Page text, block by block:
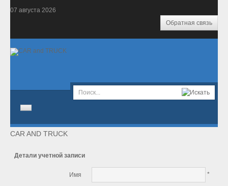
07 августа 2026
Обратная связь
Главная
Новости
CAR AND TRUCK
Детали учетной записи
Имя *